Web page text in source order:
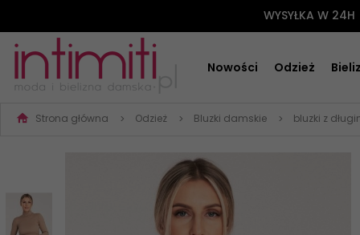
WYSYŁKA W 24H
Nowości Odzież
Strona główna Odzież Bluzki damskie bluzki z